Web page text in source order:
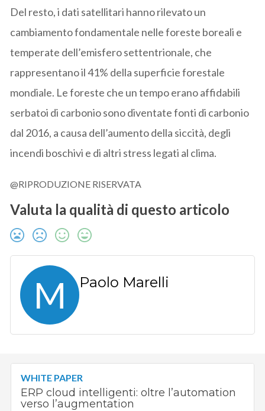
Del resto, i dati satellitari hanno rilevato un
cambiamento fondamentale nelle foreste boreali e
temperate dell’emisfero settentrionale, che
rappresentano il 41% della superficie forestale
mondiale. Le foreste che un tempo erano affidabili
serbatoi di carbonio sono diventate fonti di carbonio
dal 2016, a causa dell’aumento della siccità, degli
incendi boschivi e di altri stress legati al clima.
@RIPRODUZIONE RISERVATA
Valuta la qualità di questo articolo
M Paolo Marelli
WHITE PAPER
ERP cloud intelligenti: oltre l’automation
verso l’augmentation